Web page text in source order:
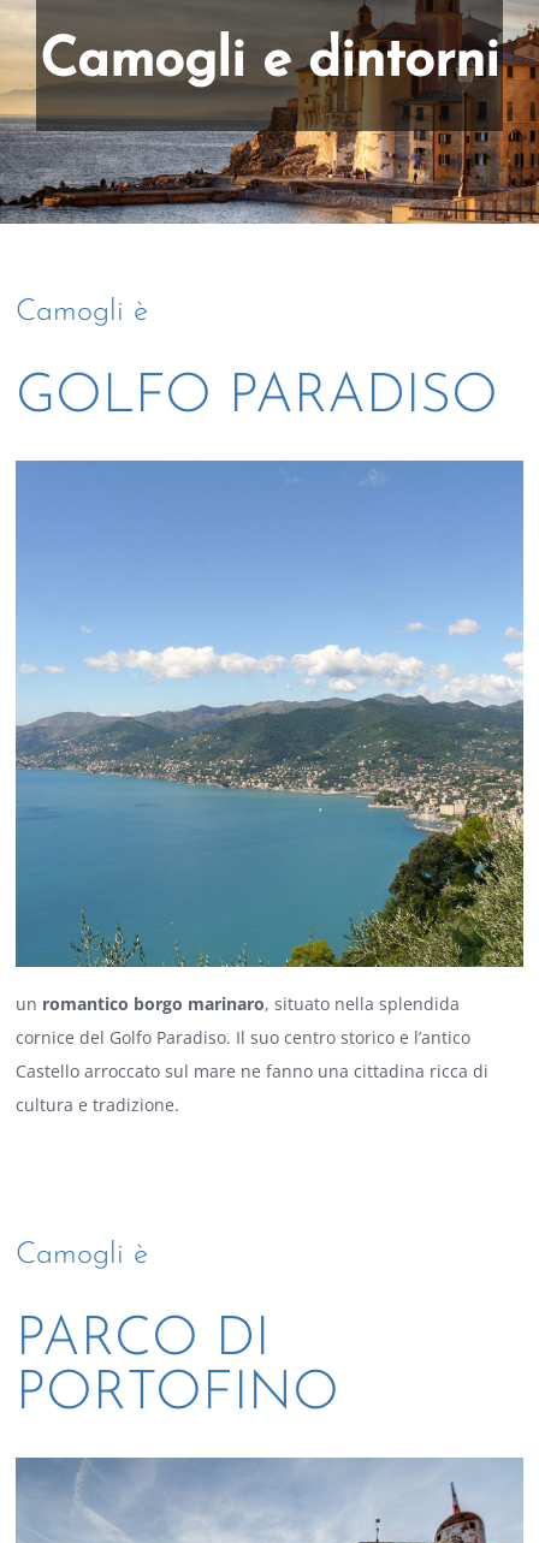
Camogli e dintorni
Camogli è
GOLFO PARADISO
un romantico borgo marinaro, situato nella splendida
cornice del Golfo Paradiso. Il suo centro storico e l’antico
Castello arroccato sul mare ne fanno una cittadina ricca di
cultura e tradizione.
Camogli è
PARCO DI
PORTOFINO